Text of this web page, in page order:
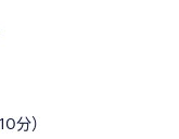
分）